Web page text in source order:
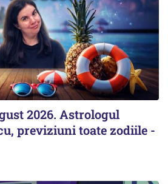
2026. Astrologul
previziuni toate zodiile -